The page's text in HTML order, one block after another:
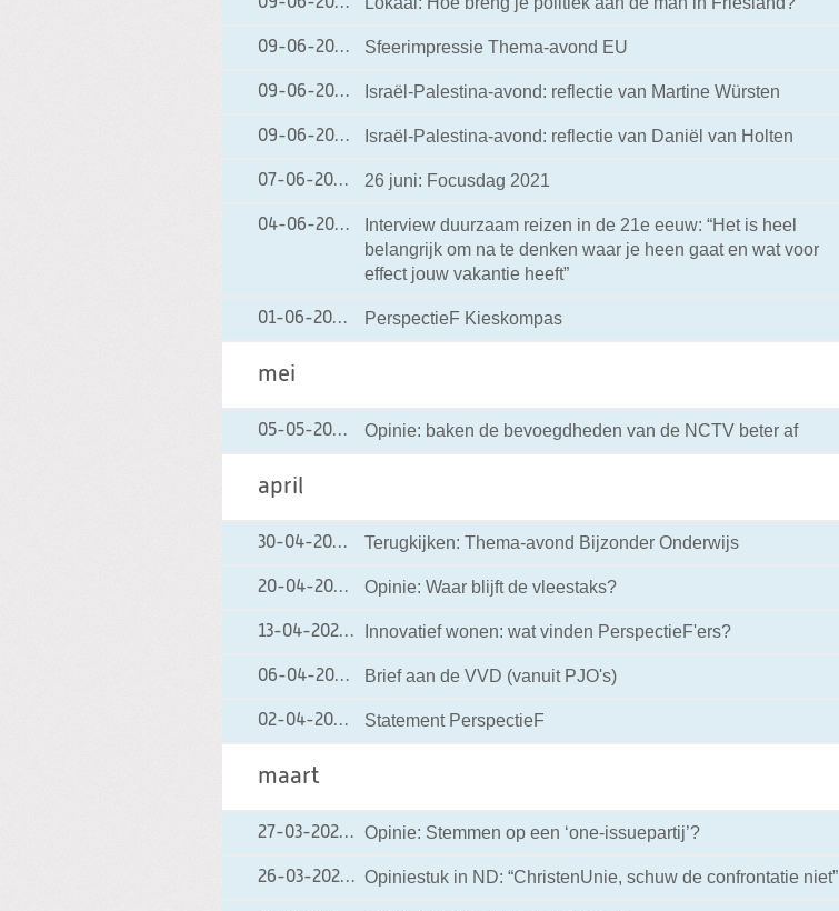
09-06-2021 09-06-2021 13:29
Sfeerimpressie Thema-avond EU
09-06-2021 09-06-2021 12:26
Israël-Palestina-avond: reflectie van Martine Würsten
09-06-2021 09-06-2021 12:23
Israël-Palestina-avond: reflectie van Daniël van Holten
07-06-2021 07-06-2021 18:05
26 juni: Focusdag 2021
04-06-2021 04-06-2021 08:34
Interview duurzaam reizen in de 21e eeuw: “Het is heel
belangrijk om na te denken waar je heen gaat en wat voor
effect jouw vakantie heeft”
01-06-2021 01-06-2021 23:32
PerspectieF Kieskompas
mei
05-05-2021 05-05-2021 18:39
Opinie: baken de bevoegdheden van de NCTV beter af
april
30-04-2021 30-04-2021 16:07
Terugkijken: Thema-avond Bijzonder Onderwijs
20-04-2021 20-04-2021 19:51
Opinie: Waar blijft de vleestaks?
13-04-202113-04-2021 21:41
Innovatief wonen: wat vinden PerspectieF'ers?
06-04-2021 06-04-2021 08:10
Brief aan de VVD (vanuit PJO's)
02-04-2021 02-04-2021 16:43
Statement PerspectieF
maart
27-03-202127-03-2021 13:15
Opinie: Stemmen op een ‘one-issuepartij’?
26-03-202126-03-2021 20:36
Opiniestuk in ND: “ChristenUnie, schuw de confrontatie niet”